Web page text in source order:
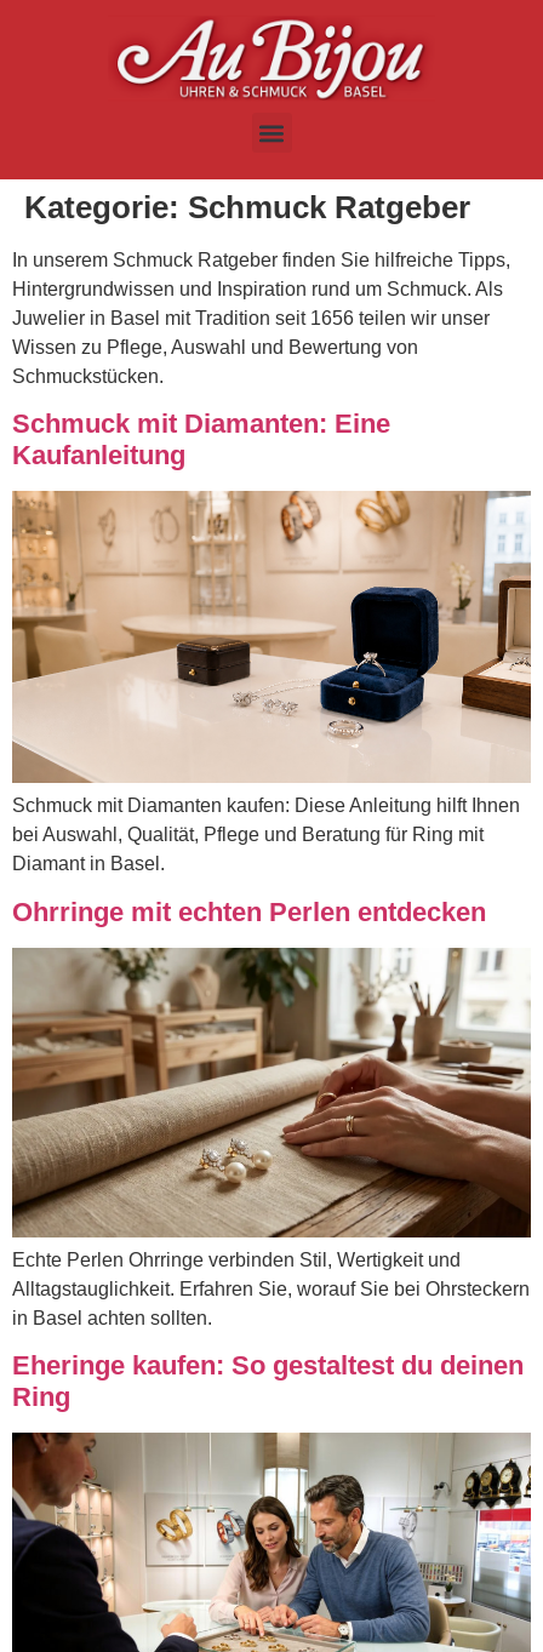
Kategorie: Schmuck Ratgeber
In unserem Schmuck Ratgeber finden Sie hilfreiche Tipps,
Hintergrundwissen und Inspiration rund um Schmuck. Als
Juwelier in Basel mit Tradition seit 1656 teilen wir unser
Wissen zu Pflege, Auswahl und Bewertung von
Schmuckstücken.
Schmuck mit Diamanten: Eine
Kaufanleitung
Schmuck mit Diamanten kaufen: Diese Anleitung hilft Ihnen
bei Auswahl, Qualität, Pflege und Beratung für Ring mit
Diamant in Basel.
Ohrringe mit echten Perlen entdecken
Echte Perlen Ohrringe verbinden Stil, Wertigkeit und
Alltagstauglichkeit. Erfahren Sie, worauf Sie bei Ohrsteckern
in Basel achten sollten.
Eheringe kaufen: So gestaltest du deinen
Ring